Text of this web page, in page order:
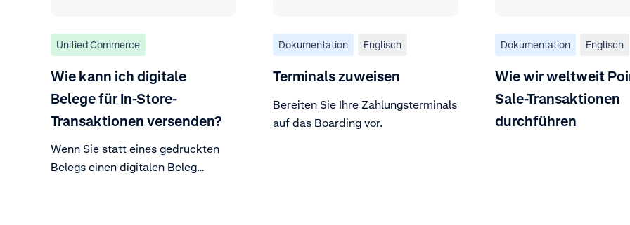
Unified Commerce
Wie kann ich digitale
Belege für In-Store-
Transaktionen versenden?
Wenn Sie statt eines gedruckten
Belegs einen digitalen Beleg
Dokumentation Englisch
Terminals zuweisen
Bereiten Sie Ihre Zahlungsterminals
auf das Boarding vor.
Dokumentation Englisch
Wie wir weltweit
Sale-Transaktionen
durchführen